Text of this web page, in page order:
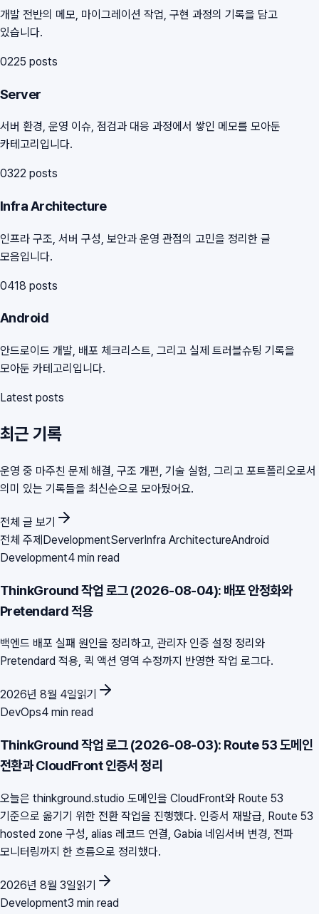
개발 전반의 메모, 마이그레이션 작업, 구현 과정의 기록을 담고
있습니다.
0225 posts
Server
서버 환경, 운영 이슈, 점검과 대응 과정에서 쌓인 메모를 모아둔
카테고리입니다.
0322 posts
Infra Architecture
인프라 구조, 서버 구성, 보안과 운영 관점의 고민을 정리한 글
모음입니다.
0418 posts
Android
안드로이드 개발, 배포 체크리스트, 그리고 실제 트러블슈팅 기록을
모아둔 카테고리입니다.
Latest posts
최근 기록
운영 중 마주친 문제 해결, 구조 개편, 기술 실험, 그리고 포트폴리오로서
의미 있는 기록들을 최신순으로 모아뒀어요.
전체 글 보기
전체 주제DevelopmentServerInfra ArchitectureAndroid
Development4 min read
ThinkGround 작업 로그 (2026-08-04): 배포 안정화와
Pretendard 적용
백엔드 배포 실패 원인을 정리하고, 관리자 인증 설정 정리와
Pretendard 적용, 퀵 액션 영역 수정까지 반영한 작업 로그다.
2026년 8월 4일읽기
DevOps4 min read
ThinkGround 작업 로그 (2026-08-03): Route 53 도메인
전환과 CloudFront 인증서 정리
오늘은 thinkground.studio 도메인을 CloudFront와 Route 53
기준으로 옮기기 위한 전환 작업을 진행했다. 인증서 재발급, Route 53
hosted zone 구성, alias 레코드 연결, Gabia 네임서버 변경, 전파
모니터링까지 한 흐름으로 정리했다.
2026년 8월 3일읽기
Development3 min read